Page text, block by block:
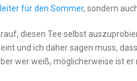
für den Sommer, sondern
diesen Tee selbst
und ich daher sagen muss,
wer weiß, möglicherweise ist